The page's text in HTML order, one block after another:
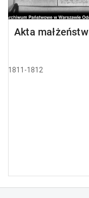
Akta małżeństw
1811-1812